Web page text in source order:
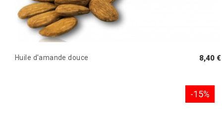
Huile d'amande douce 8,40 €
-15%